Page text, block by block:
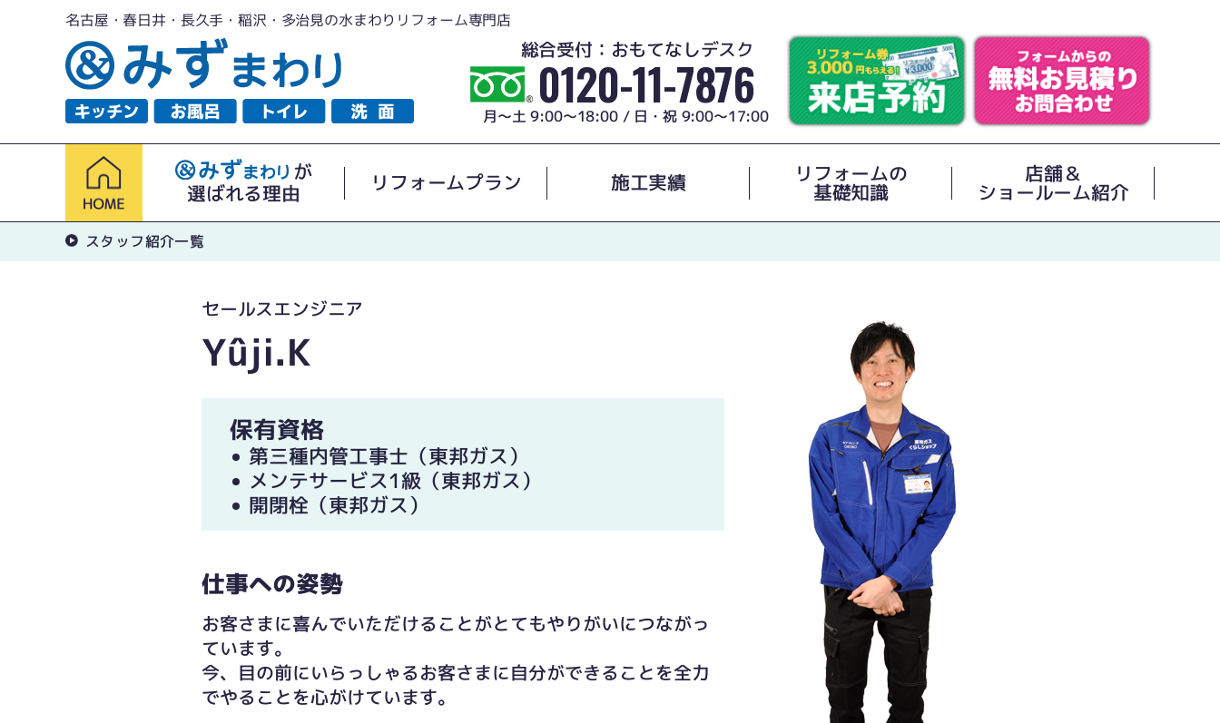
名古屋・春日井・長久手・稲沢・多治見の水まわりリフォーム専門店
総合受付：おもてなしデスク
0120-11-7876
月～土 9:00～18:00 / 日・祝 9:00～17:00
が
選ばれる理由
リフォームプラン 施工実績 リフォームの
基礎知識
店舗＆
ショールーム紹介
スタッフ紹介一覧
セールスエンジニア
Yûji.K
保有資格
第三種内管工事士（東邦ガス）
メンテサービス1級（東邦ガス）
開閉栓（東邦ガス）
仕事への姿勢
お客さまに喜んでいただけることがとてもやりがいにつながっ
ています。
今、目の前にいらっしゃるお客さまに自分ができることを全力
でやることを心がけています。